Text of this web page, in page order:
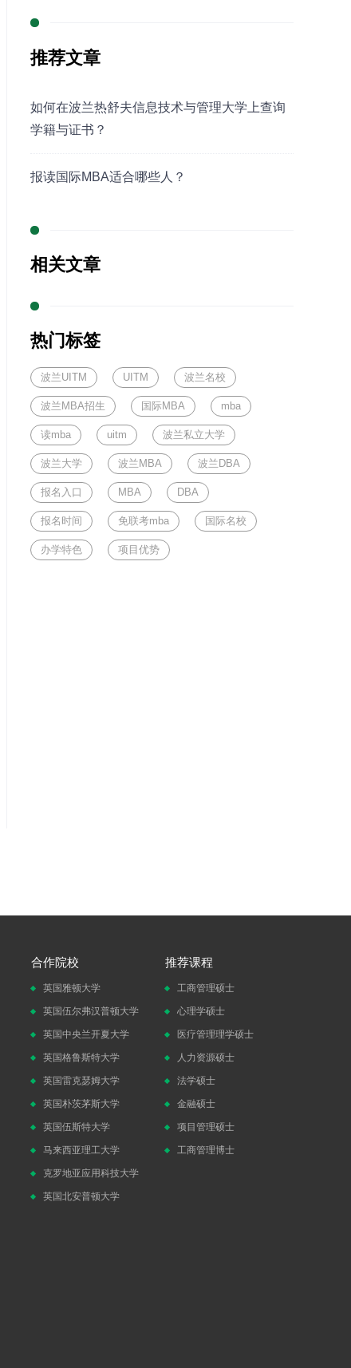
推荐文章
如何在波兰热舒夫信息技术与管理大学上查询
学籍与证书？
报读国际MBA适合哪些人？
相关文章
热门标签
波兰UITM UITM 波兰名校
波兰MBA招生 国际MBA mba
读mba uitm 波兰私立大学
波兰大学 波兰MBA 波兰DBA
报名入口 MBA DBA
报名时间 免联考mba 国际名校
办学特色 项目优势
合作院校
英国雅顿大学
英国伍尔弗汉普顿大学
英国中央兰开夏大学
英国格鲁斯特大学
英国雷克瑟姆大学
英国朴茨茅斯大学
英国伍斯特大学
马来西亚理工大学
克罗地亚应用科技大学
英国北安普顿大学
推荐课程
工商管理硕士
心理学硕士
医疗管理理学硕士
人力资源硕士
法学硕士
金融硕士
项目管理硕士
工商管理博士